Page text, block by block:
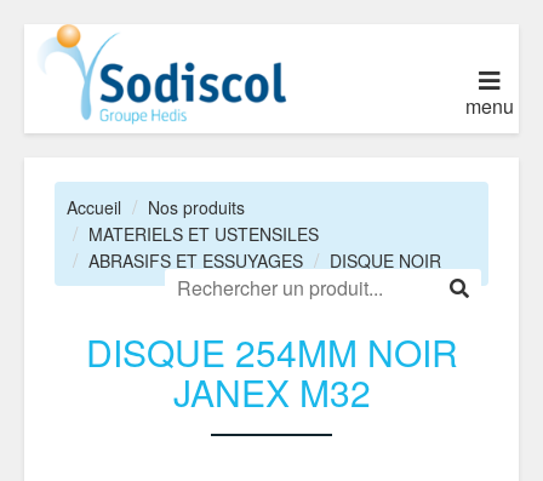
menu
Accueil
Nos produits
MATERIELS ET USTENSILES
ABRASIFS ET ESSUYAGES
DISQUE NOIR
DISQUE 254MM NOIR
JANEX M32